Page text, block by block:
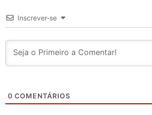
Inscrever-se
0 COMENTÁRIOS